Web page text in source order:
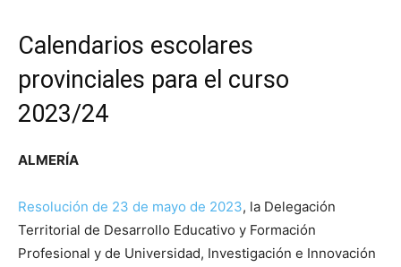
Calendarios escolares
provinciales para el curso
2023/24
ALMERÍA
Resolución de 23 de mayo de 2023, la Delegación
Territorial de Desarrollo Educativo y Formación
Profesional y de Universidad, Investigación e Innovación